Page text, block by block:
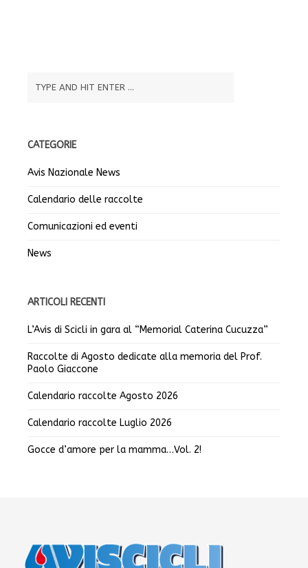
CATEGORIE
Avis Nazionale News
Calendario delle raccolte
Comunicazioni ed eventi
News
ARTICOLI RECENTI
L’Avis di Scicli in gara al “Memorial Caterina Cucuzza”
Raccolte di Agosto dedicate alla memoria del Prof.
Paolo Giaccone
Calendario raccolte Agosto 2026
Calendario raccolte Luglio 2026
Gocce d’amore per la mamma…Vol. 2!